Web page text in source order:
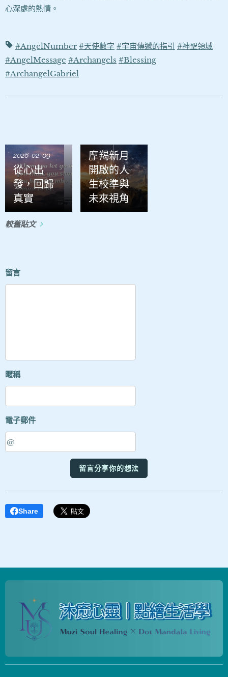
心深處的熱情。
#AngelNumber #天使數字 #宇宙傳遞的指引 #神聖領域
#AngelMessage #Archangels #Blessing
#ArchangelGabriel
2026-02-09
從心出
發，回歸
真實
摩羯新月
開啟的人
生校準與
未來視角
較舊貼文
留言
暱稱
電子郵件
留言分享你的想法
Share